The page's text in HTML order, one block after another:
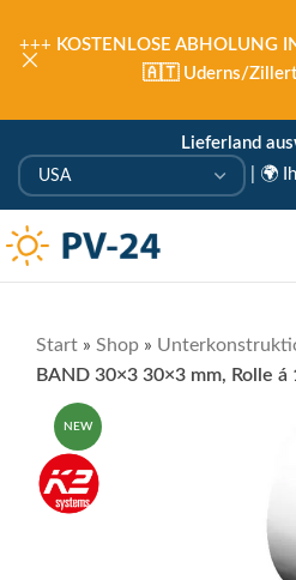
Lieferland
🌍
Start » Shop »
BAND 30×3 30×3 mm, Rolle á
NEW
+++ KOSTENLOSE ABHOLUNG
🇦🇹 Uderns/